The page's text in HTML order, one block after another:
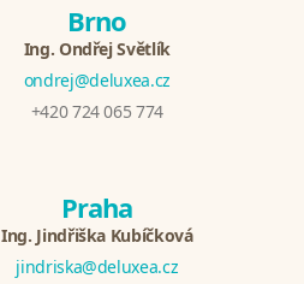
Brno
Ing. Ondřej Světlík
ondrej@deluxea.cz
+420 724 065 774
Praha
Ing. Jindřiška Kubíčková
jindriska@deluxea.cz